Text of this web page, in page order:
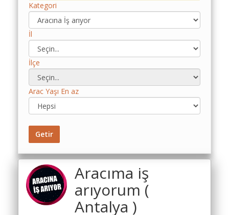
Yemek
Maliyet
Hesaplama
Kredili
Maliyet
Hesaplama
Toplu
Maliyet
Hesaplama
Şartname
Karşılaştırma
Robotu
Masaüstü
Kategori
İl
İlçe
Arac Yaşı En az
Getir
Aracıma iş
arıyorum (
Antalya )